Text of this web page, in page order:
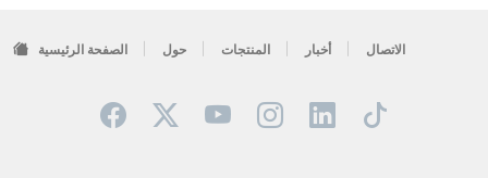
الصفحة الرئيسية حول المنتجات أخبار الاتصال